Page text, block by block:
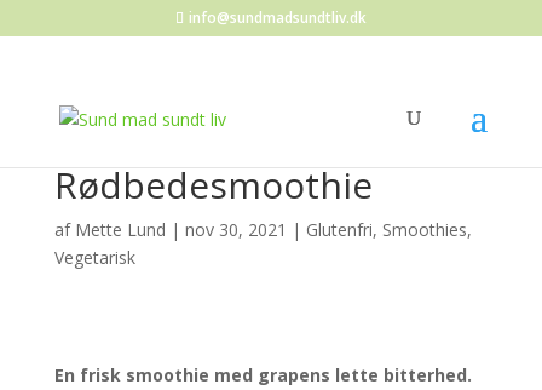
info@sundmadsundtliv.dk
Rødbedesmoothie
af Mette Lund | nov 30, 2021 | Glutenfri, Smoothies,
Vegetarisk
En frisk smoothie med grapens lette bitterhed.